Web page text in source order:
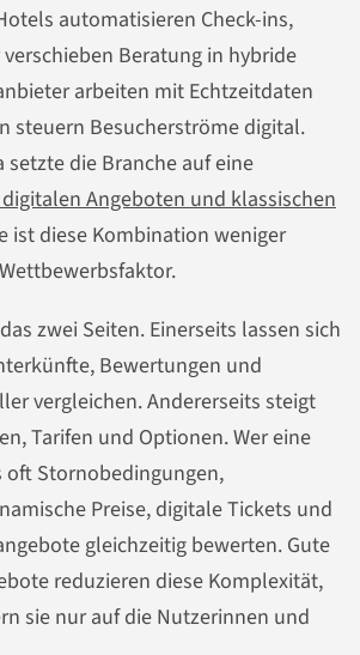
automatisieren Check-ins,
Beratung in hybride
arbeiten mit Echtzeitdaten
steuern Besucherströme digital.
setzte die Branche auf eine
Angeboten und klassischen
ist diese Kombination weniger
zwei Seiten. Einerseits lassen sich
Bewertungen und
vergleichen. Andererseits steigt
Tarifen und Optionen. Wer eine
oft Stornobedingungen,
Preise, digitale Tickets und
gleichzeitig bewerten. Gute
reduzieren diese Komplexität,
sie nur auf die Nutzerinnen und